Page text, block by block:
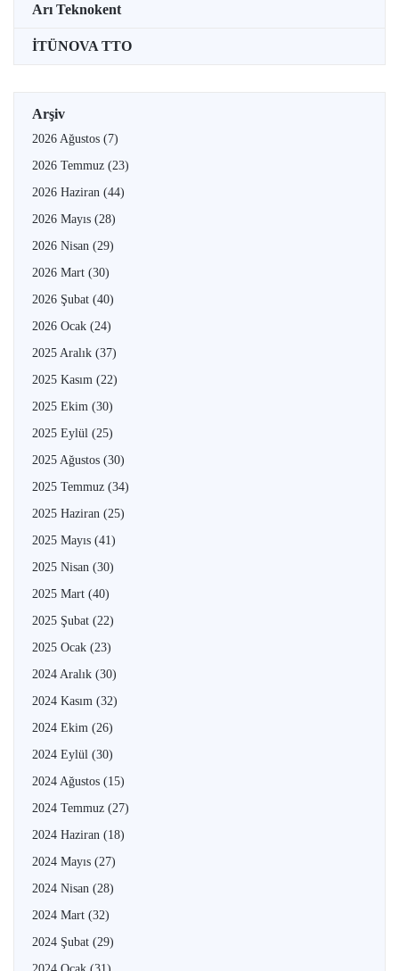
Arı Teknokent
İTÜNOVA TTO
Arşiv
2026 Ağustos (7)
2026 Temmuz (23)
2026 Haziran (44)
2026 Mayıs (28)
2026 Nisan (29)
2026 Mart (30)
2026 Şubat (40)
2026 Ocak (24)
2025 Aralık (37)
2025 Kasım (22)
2025 Ekim (30)
2025 Eylül (25)
2025 Ağustos (30)
2025 Temmuz (34)
2025 Haziran (25)
2025 Mayıs (41)
2025 Nisan (30)
2025 Mart (40)
2025 Şubat (22)
2025 Ocak (23)
2024 Aralık (30)
2024 Kasım (32)
2024 Ekim (26)
2024 Eylül (30)
2024 Ağustos (15)
2024 Temmuz (27)
2024 Haziran (18)
2024 Mayıs (27)
2024 Nisan (28)
2024 Mart (32)
2024 Şubat (29)